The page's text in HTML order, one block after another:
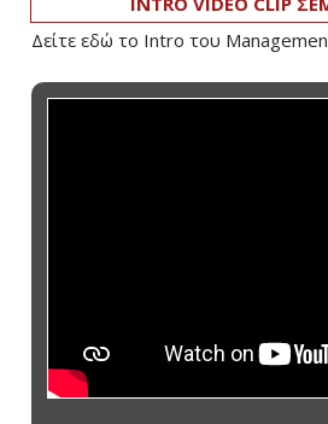
Δείτε εδώ το Intro του